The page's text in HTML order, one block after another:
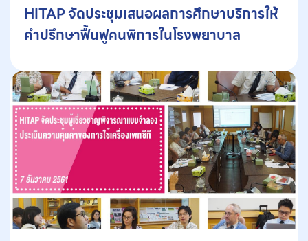
HITAP จัดประชุมเสนอผลการศึกษาบริการให้
คำปรึกษาฟื้นฟูคนพิการในโรงพยาบาล